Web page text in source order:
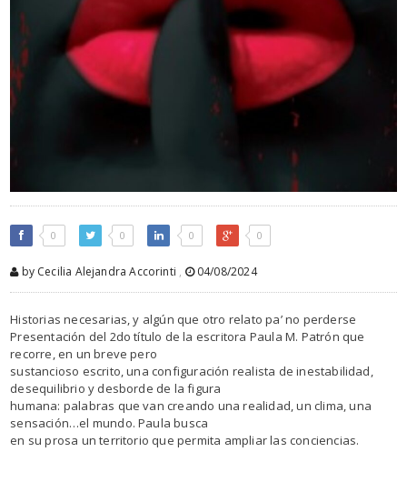
0 0 0 0
by Cecilia Alejandra Accorinti , 04/08/2024
Historias necesarias, y algún que otro relato pa’ no perderse
Presentación del 2do título de la escritora Paula M. Patrón que
recorre, en un breve pero
sustancioso escrito, una configuración realista de inestabilidad,
desequilibrio y desborde de la figura
humana: palabras que van creando una realidad, un clima, una
sensación…el mundo. Paula busca
en su prosa un territorio que permita ampliar las conciencias.